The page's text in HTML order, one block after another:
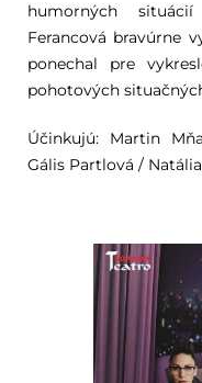
humorných
Ferancová bravúrne
ponechal pre
pohotových
Účinkujú: Martin
Gális Partlová /